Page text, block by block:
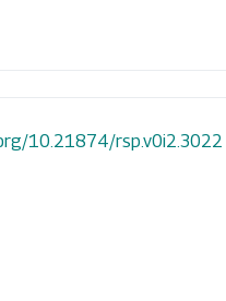
10.21874/rsp.v0i2.3022